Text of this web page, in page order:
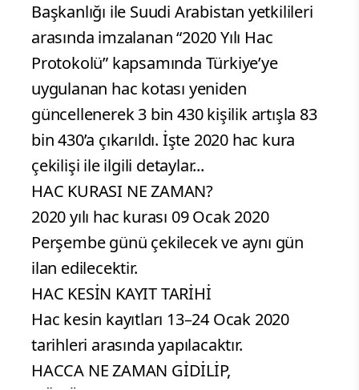
Başkanlığı ile Suudi Arabistan yetkilileri
arasında imzalanan “2020 Yılı Hac
Protokolü” kapsamında Türkiye’ye
uygulanan hac kotası yeniden
güncellenerek 3 bin 430 kişilik artışla 83
bin 430’a çıkarıldı. İşte 2020 hac kura
çekilişi ile ilgili detaylar...
HAC KURASI NE ZAMAN?
2020 yılı hac kurası 09 Ocak 2020
Perşembe günü çekilecek ve aynı gün
ilan edilecektir.
HAC KESİN KAYIT TARİHİ
Hac kesin kayıtları 13–24 Ocak 2020
tarihleri arasında yapılacaktır.
HACCA NE ZAMAN GİDİLİP,